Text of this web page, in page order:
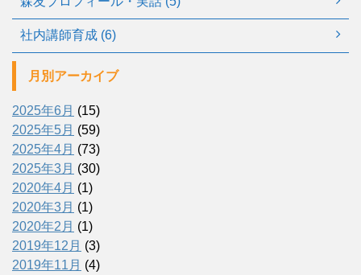
社内講師育成 (6)
月別アーカイブ
2025年6月 (15)
2025年5月 (59)
2025年4月 (73)
2025年3月 (30)
2020年4月 (1)
2020年3月 (1)
2020年2月 (1)
2019年12月 (3)
2019年11月 (4)